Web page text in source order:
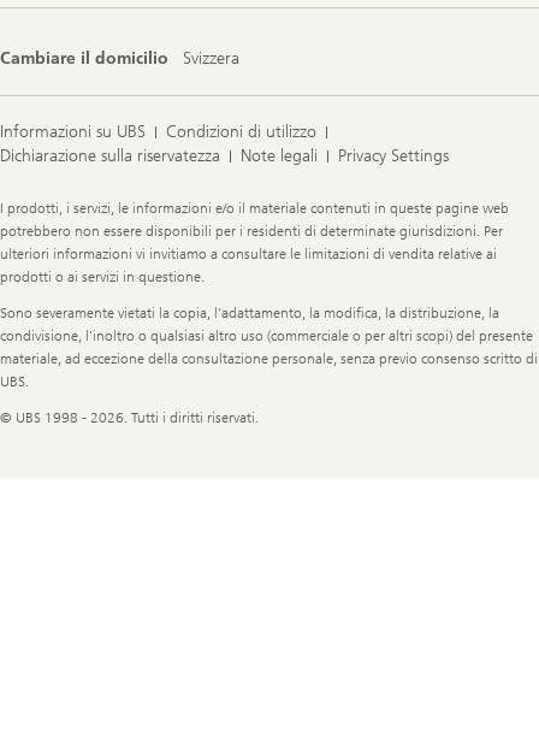
Cambiare il domicilio Svizzera
Informazioni su UBS
Condizioni di utilizzo
Dichiarazione sulla riservatezza
Note legali Privacy Settings
Legal
Information
I prodotti, i servizi, le informazioni e/o il materiale contenuti in queste pagine web
potrebbero non essere disponibili per i residenti di determinate giurisdizioni. Per
ulteriori informazioni vi invitiamo a consultare le limitazioni di vendita relative ai
prodotti o ai servizi in questione.
Sono severamente vietati la copia, l’adattamento, la modifica, la distribuzione, la
condivisione, l’inoltro o qualsiasi altro uso (commerciale o per altri scopi) del presente
materiale, ad eccezione della consultazione personale, senza previo consenso scritto di
UBS.
© UBS 1998 - 2026. Tutti i diritti riservati.